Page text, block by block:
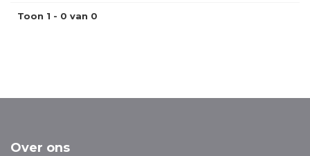
Toon 1 - 0 van 0
Over ons